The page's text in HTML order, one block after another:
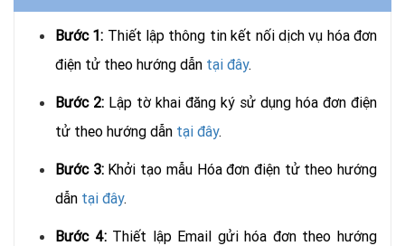
Bước 1: Thiết lập thông tin kết nối dịch vụ hóa đơn
điện tử theo hướng dẫn tại đây.
Bước 2: Lập tờ khai đăng ký sử dụng hóa đơn điện
tử theo hướng dẫn tại đây.
Bước 3: Khởi tạo mẫu Hóa đơn điện tử theo hướng
dẫn tại đây.
Bước 4:Thiết lập Email gửi hóa đơn theo hướng